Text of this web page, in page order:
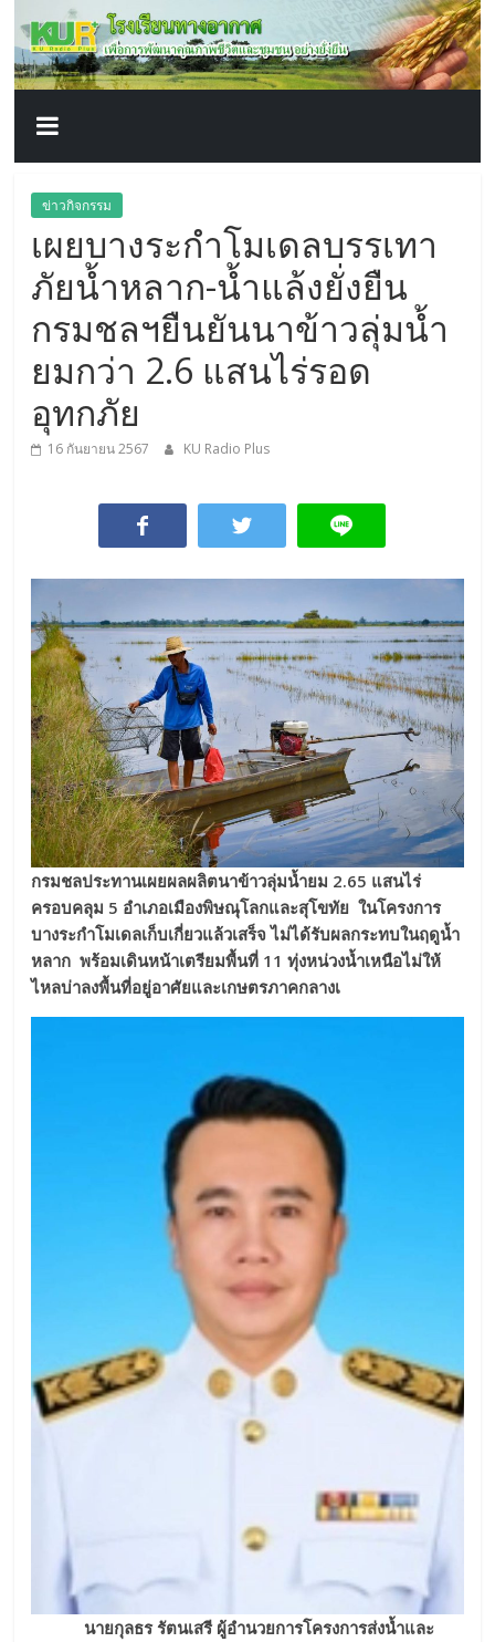
content
โรงเรียน
ทาง
อากาศ​
เพื่อ
พัฒนา
คุณภาพ
ชีวิต
ข่าวกิจกรรม
เผยบางระกำโมเดลบรรเทา
ภัยน้ำหลาก-น้ำแล้งยั่งยืน
กรมชลฯยืนยันนาข้าวลุ่มน้ำ
ยมกว่า 2.6 แสนไร่รอด
อุทกภัย
16 กันยายน 2567 KU Radio Plus
กรมชลประทานเผยผลผลิตนาข้าวลุ่มน้ำยม 2.65 แสนไร่
ครอบคลุม 5 อำเภอเมืองพิษณุโลกและสุโขทัย ในโครงการ
บางระกำโมเดลเก็บเกี่ยวแล้วเสร็จ ไม่ได้รับผลกระทบในฤดูน้ำ
หลาก พร้อมเดินหน้าเตรียมพื้นที่ 11 ทุ่งหน่วงน้ำเหนือไม่ให้
ไหลบ่าลงพื้นที่อยู่อาศัยและเกษตรภาคกลางเ
นายกุลธร รัตนเสรี ผู้อำนวยการโครงการส่งน้ำและ